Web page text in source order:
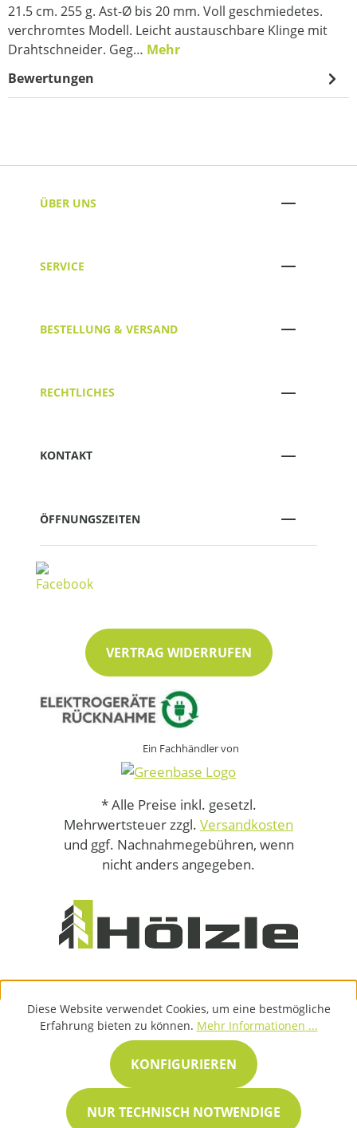
21.5 cm. 255 g. Ast-Ø bis 20 mm. Voll geschmiedetes.
verchromtes Modell. Leicht austauschbare Klinge mit
Drahtschneider. Geg… Mehr
Bewertungen
ÜBER UNS
SERVICE
BESTELLUNG & VERSAND
RECHTLICHES
KONTAKT
ÖFFNUNGSZEITEN
VERTRAG WIDERRUFEN
Ein Fachhändler von
* Alle Preise inkl. gesetzl.
Mehrwertsteuer zzgl. Versandkosten
und ggf. Nachnahmegebühren, wenn
nicht anders angegeben.
Diese Website verwendet Cookies, um eine bestmögliche
Erfahrung bieten zu können. Mehr Informationen ...
NUR TECHNISCH NOTWENDIGE
KONFIGURIEREN